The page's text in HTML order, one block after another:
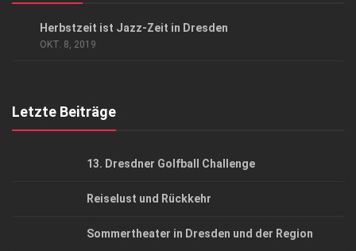
Herbstzeit ist Jazz-Zeit in Dresden
OKT. 8, 2019
Letzte Beiträge
13. Dresdner Golfball Challenge
Reiselust und Rückkehr
Sommertheater in Dresden und der Region